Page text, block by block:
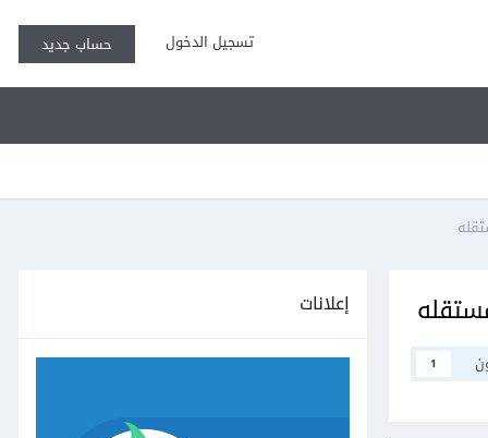
تسجيل الدخول حساب جديد
1
إعلانات